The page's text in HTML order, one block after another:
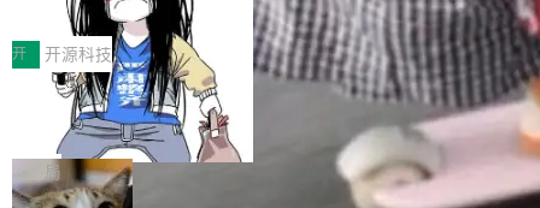
得住、用得稳、省得下、更安全！ 一、从现在开
始，Token使用一目...
q2Seq 和 DocAI 的共同发明人）以及 Oriol Vin
yals（Gemini 联合负责人，AlphaSta...
中文驱动的数字员工，自主理解需求、规划步
骤、编写代码。不挑模型、不挑平台，curl 一行
装完即用。 开源地址：Gitee · GitCode · GitHu
b 安装 支持 Java 8+（8~26）、macOS / Linu
x / Windows / Harmony PC。 # macOS / Linu
x / Harmony PC curl -fsSL https://solon.noea
r.org/solon...
价值潜能：华为云码道（CodeArts）
代码仓技术解析
一、代码仓深度理解技术的作用与价值 在软件工
程实践中，代码仓是企业核心知识资产的主要载
体。企业级代码仓库通常包含数十万乃至数百万
个文件，其规模远超单次模型调用可承载的上下
文窗口。随着项目规模的持续扩张与代码历史的
不断累积，代码仓中的模块关系、接口契约、业
务逻辑等关键信息往往分散于数十乃至数百个文
开 开源科技
一条“删库”命令跑 17 小时，算法工程
师删光 89TB 数据只为干私活
最高人民检察院8月4日公布了一起案件：北京一
名90后算法工程师王某，为了给自己接的私活腾
服务器空间，删光了公司AI游戏部门的全部核心
局